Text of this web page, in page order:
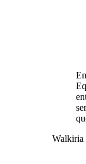
Walkiria